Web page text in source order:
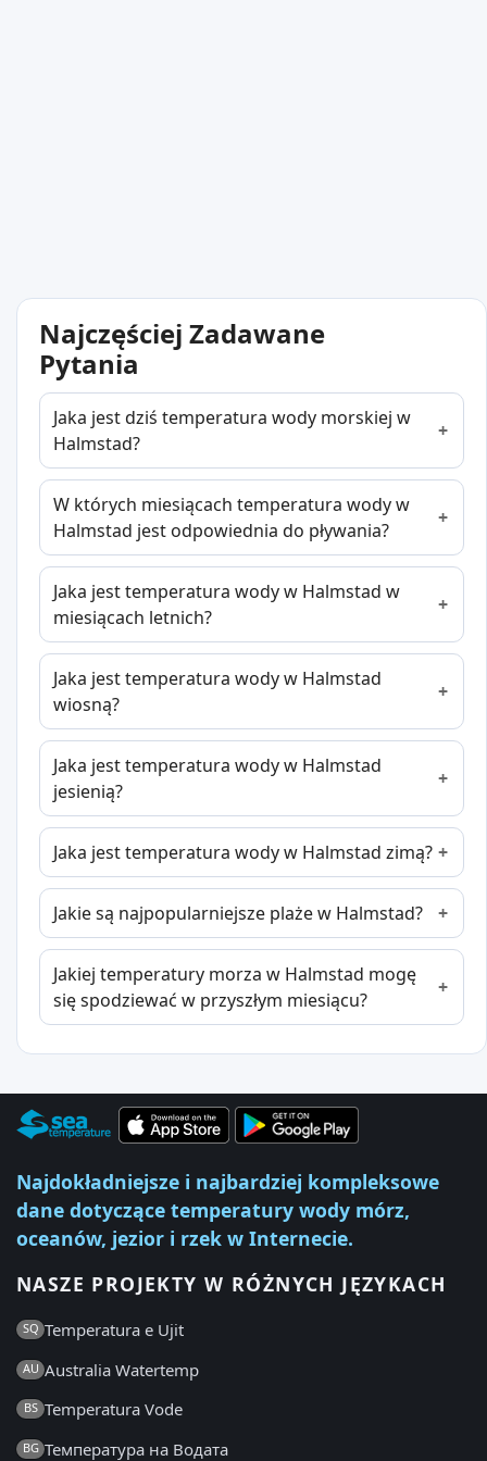
Najczęściej Zadawane
Pytania
Jaka jest dziś temperatura wody morskiej w
Halmstad?
W których miesiącach temperatura wody w
Halmstad jest odpowiednia do pływania?
Jaka jest temperatura wody w Halmstad w
miesiącach letnich?
Jaka jest temperatura wody w Halmstad
wiosną?
Jaka jest temperatura wody w Halmstad
jesienią?
Jaka jest temperatura wody w Halmstad zimą?
Jakie są najpopularniejsze plaże w Halmstad?
Jakiej temperatury morza w Halmstad mogę
się spodziewać w przyszłym miesiącu?
Najdokładniejsze i najbardziej kompleksowe
dane dotyczące temperatury wody mórz,
oceanów, jezior i rzek w Internecie.
NASZE PROJEKTY W RÓŻNYCH JĘZYKACH
SQ Temperatura e Ujit
AU Australia Watertemp
BS Temperatura Vode
BG Температура на Водата